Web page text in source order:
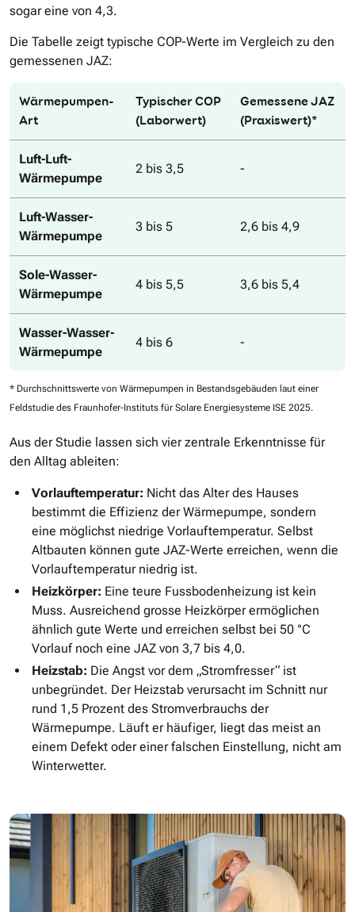
sogar eine von 4,3.
Die Tabelle zeigt typische COP-Werte im Vergleich zu den
gemessenen JAZ:
Wärmepumpen-
Art
Typischer COP
(Laborwert)
Gemessene JAZ
(Praxiswert)*
Luft-Luft-
Wärmepumpe
2 bis 3,5 -
Luft-Wasser-
Wärmepumpe
3 bis 5 2,6 bis 4,9
Sole-Wasser-
Wärmepumpe
4 bis 5,5 3,6 bis 5,4
Wasser-Wasser-
Wärmepumpe
4 bis 6 -
* Durchschnittswerte von Wärmepumpen in Bestandsgebäuden laut einer
Feldstudie des Fraunhofer-Instituts für Solare Energiesysteme ISE 2025.
Aus der Studie lassen sich vier zentrale Erkenntnisse für
den Alltag ableiten:
Vorlauftemperatur: Nicht das Alter des Hauses
bestimmt die Effizienz der Wärmepumpe, sondern
eine möglichst niedrige Vorlauftemperatur. Selbst
Altbauten können gute JAZ-Werte erreichen, wenn die
Vorlauftemperatur niedrig ist.
Heizkörper: Eine teure Fussbodenheizung ist kein
Muss. Ausreichend grosse Heizkörper ermöglichen
ähnlich gute Werte und erreichen selbst bei 50 °C
Vorlauf noch eine JAZ von 3,7 bis 4,0.
Heizstab: Die Angst vor dem „Stromfresser“ ist
unbegründet. Der Heizstab verursacht im Schnitt nur
rund 1,5 Prozent des Stromverbrauchs der
Wärmepumpe. Läuft er häufiger, liegt das meist an
einem Defekt oder einer falschen Einstellung, nicht am
Winterwetter.